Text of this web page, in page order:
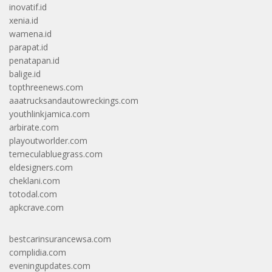
inovatif.id
xenia.id
wamena.id
parapat.id
penatapan.id
balige.id
topthreenews.com
aaatrucksandautowreckings.com
youthlinkjamica.com
arbirate.com
playoutworlder.com
temeculabluegrass.com
eldesigners.com
cheklani.com
totodal.com
apkcrave.com
bestcarinsurancewsa.com
complidia.com
eveningupdates.com